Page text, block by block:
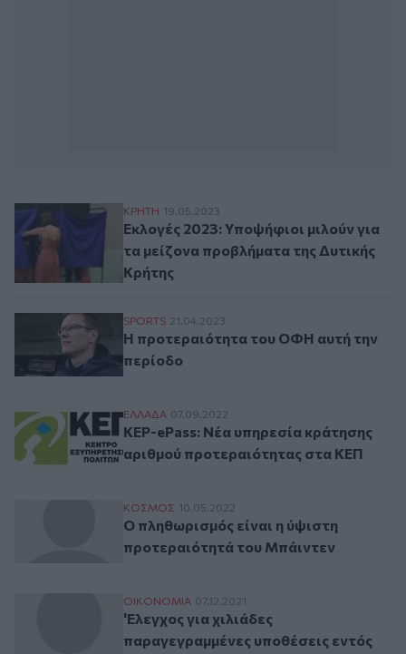
Εκλογές 2023: Υποψήφιοι μιλούν για τα
ΚΡΗΤΗ 19.05.2023
Εκλογές 2023: Υποψήφιοι μιλούν για
τα μείζονα προβλήματα της Δυτικής
Κρήτης
Η προτεραιότητα του ΟΦΗ αυτή την
SPORTS 21.04.2023
Η προτεραιότητα του ΟΦΗ αυτή την
περίοδο
KEP-ePass: Nέα υπηρεσία κράτησης
ΕΛΛAΔΑ 07.09.2022
KEP-ePass: Nέα υπηρεσία κράτησης
αριθμού προτεραιότητας στα ΚΕΠ
Ο πληθωρισμός είναι η ύψιστη
ΚΟΣΜΟΣ 10.05.2022
Ο πληθωρισμός είναι η ύψιστη
προτεραιότητά του Μπάιντεν
'Ελεγχος για χιλιάδες
ΟΙΚΟΝΟΜΙΑ 07.12.2021
'Ελεγχος για χιλιάδες
παραγεγραμμένες υποθέσεις εντός